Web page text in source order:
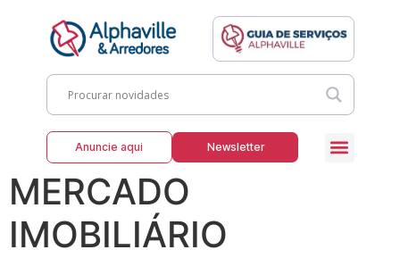
Anuncie aqui Newsletter
MERCADO
IMOBILIÁRIO